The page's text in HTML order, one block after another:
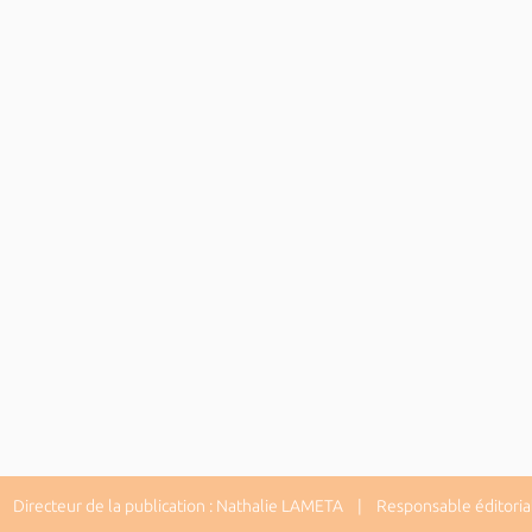
de la publication : Nathalie LAMETA | Responsable éditorial